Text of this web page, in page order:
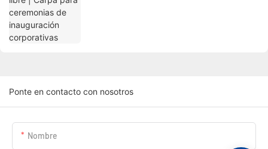
Ponte en contacto con nosotros
Nombre